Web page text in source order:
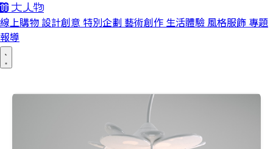
線上購物 設計創意 特別企劃 藝術創作 生活體驗 風格服飾 專題
報導